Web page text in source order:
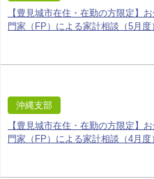
【豊見城市在住・在勤の方限定】
門家（FP）による家計相談（5月度
沖縄支部
【豊見城市在住・在勤の方限定】
門家（FP）による家計相談（4月度